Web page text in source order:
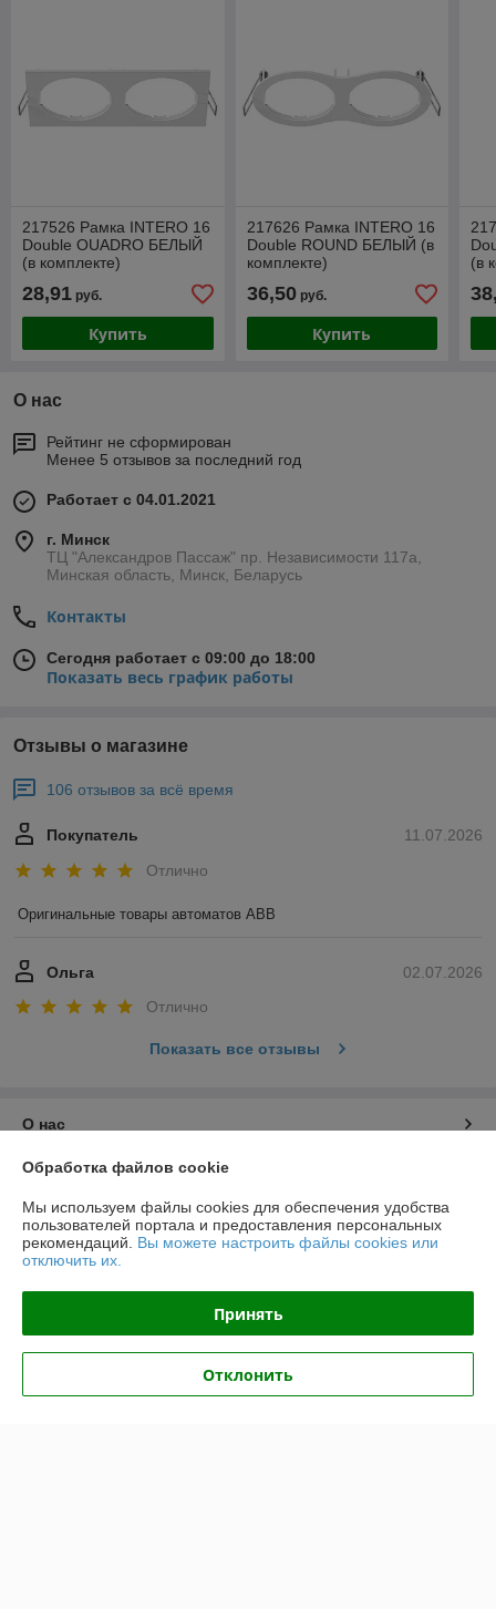
217526 Рамка INTERO 16
Double OUADRO БЕЛЫЙ
(в комплекте)
28,91 руб.
Купить
217626 Рамка INTERO 16
Double ROUND БЕЛЫЙ (в
комплекте)
36,50руб.
Купить
(в
О нас
Рейтинг не сформирован
Менее 5 отзывов за последний год
Работает с 04.01.2021
г. Минск
ТЦ "Александров Пассаж" пр. Независимости 117а,
Минская область, Минск, Беларусь
Контакты
Сегодня работает с 09:00 до 18:00
Показать весь график работы
Отзывы о магазине
106 отзывов за всё время
11.07.2026
Покупатель
Отлично
Оригинальные товары автоматов ABB
02.07.2026
Ольга
Отлично
Показать все отзывы
О нас
Контакты
Доставка и оплата
Полная версия сайта
Политика обработки cookies
Обработка файлов cookie
Мы используем файлы cookies для обеспечения удобства
пользователей портала и предоставления персональных
рекомендаций. Вы можете настроить файлы cookies или
отключить их.
Принять
Отклонить